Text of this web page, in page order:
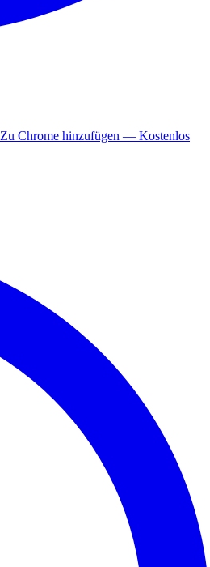
Zu Chrome hinzufügen — Kostenlos